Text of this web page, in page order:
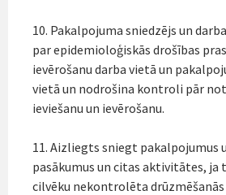
10. Pakalpojuma sniedzējs un
par epidemioloģiskās drošības
ievērošanu darba vietā un
vietā un nodrošina kontroli pār
ieviešanu un ievērošanu.
11. Aizliegts sniegt pakalpojumus
pasākumus un citas aktivitātes, ja
cilvēku nekontrolēta drūzmēšanās